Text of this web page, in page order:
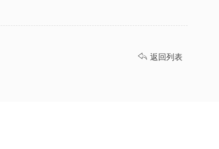
 返回列表